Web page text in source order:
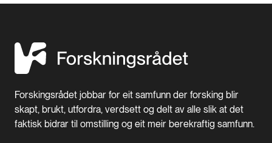
Forskingsrådet jobbar for eit samfunn der forsking blir
skapt, brukt, utfordra, verdsett og delt av alle slik at det
faktisk bidrar til omstilling og eit meir berekraftig samfunn.